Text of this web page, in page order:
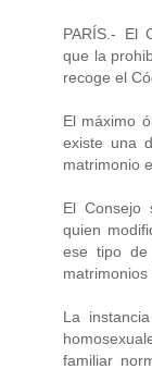
PARÍS.- El
que la
recoge el
El máximo
existe una
matrimonio
El Consejo
quien
ese tipo
matrimonios
La
familiar